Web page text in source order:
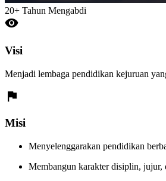
20+ Tahun Mengabdi
visibility
Visi
Menjadi lembaga pendidikan kejuruan
flag
Misi
Menyelenggarakan pendidikan
Membangun karakter disiplin, jujur,